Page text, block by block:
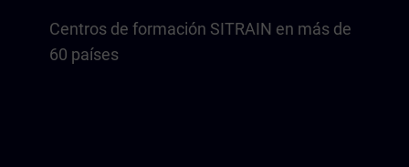
Centros de formación SITRAIN en más de
60 países